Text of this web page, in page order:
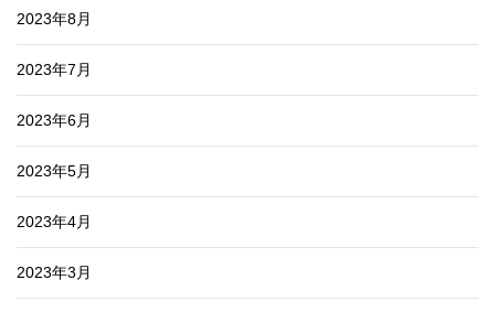
2023年8月
2023年7月
2023年6月
2023年5月
2023年4月
2023年3月